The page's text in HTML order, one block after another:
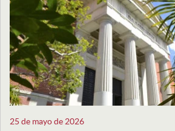
25 de mayo de 2026